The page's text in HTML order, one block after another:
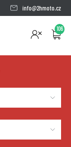
info@2hmoto.cz
106